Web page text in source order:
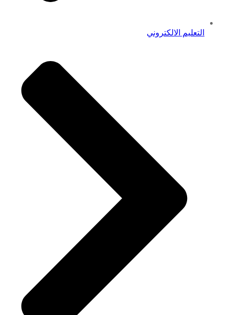
التعليم الالكتروني